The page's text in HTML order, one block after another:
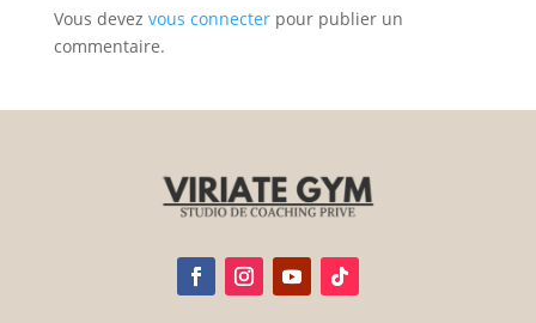
Vous devez vous connecterpour publier un
commentaire.